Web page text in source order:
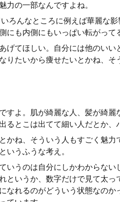
力の一部なんですよね。
ろんなところに例えば華麗な
にも内側にもいっぱい転がって
げてほしい。自分には他のい
りたいから痩せたいとかね、そ
すよ。肌が綺麗な人、髪が綺
るとこは出てて細い人だとか、
かね、そういう人もすごく魅
いうふうな考え。
いうのは自分にしかわからな
というか、数字だけで見て太
なれるのがどういう状態なの